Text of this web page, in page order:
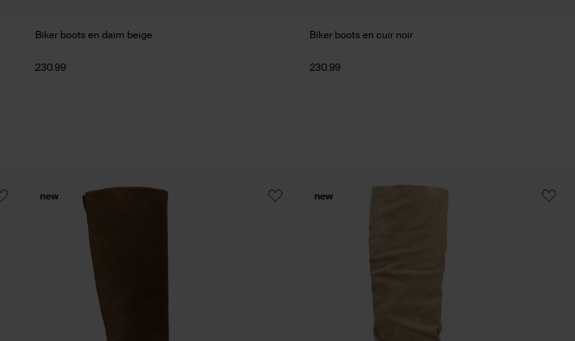
Biker boots en daim beige
230.99
Biker boots en cuir noir
230.99
new new